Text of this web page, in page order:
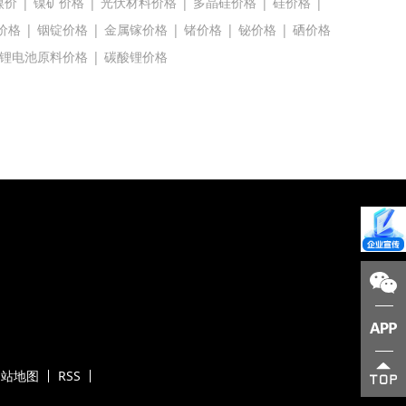
格 | 铟锭价格 | 金属镓价格 | 锗价格 | 铋价格 | 硒价格
锂电池原料价格 | 碳酸锂价格
地图 RSS